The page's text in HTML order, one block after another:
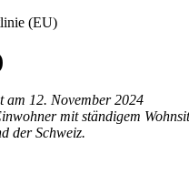
(EU)
am 12. November 2024
mit ständigem
der Schweiz.